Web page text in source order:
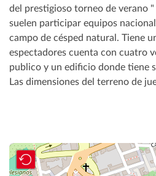
del prestigioso torneo de verano "
suelen participar equipos
campo de césped natural. Tiene
espectadores cuenta con cuatro
publico y un edificio donde tiene
Las dimensiones del terreno de